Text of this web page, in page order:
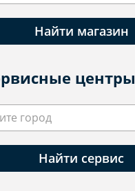
Найти магазин
центры
город
Найти сервис